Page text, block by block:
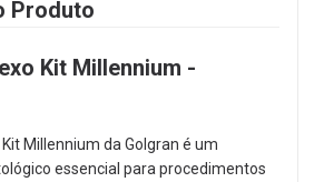
Produto
Kit Millennium -
Millennium da Golgran é um
essencial para procedimentos